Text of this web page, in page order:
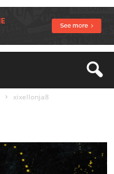
xixellonja8